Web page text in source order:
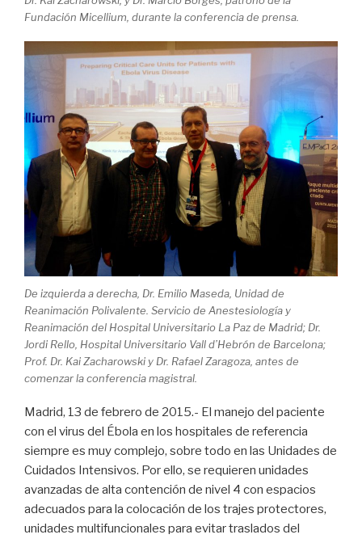
Fundación Micellium, durante la conferencia de prensa.
De izquierda a derecha, Dr. Emilio Maseda, Unidad de
Reanimación Polivalente. Servicio de Anestesiología y
Reanimación del Hospital Universitario La Paz de Madrid; Dr.
Jordi Rello, Hospital Universitario Vall d’Hebrón de Barcelona;
Prof. Dr. Kai Zacharowski y Dr. Rafael Zaragoza, antes de
comenzar la conferencia magistral.
Madrid, 13 de febrero de 2015.- El manejo del paciente
con el virus del Ébola en los hospitales de referencia
siempre es muy complejo, sobre todo en las Unidades de
Cuidados Intensivos. Por ello, se requieren unidades
avanzadas de alta contención de nivel 4 con espacios
adecuados para la colocación de los trajes protectores,
unidades multifuncionales para evitar traslados del